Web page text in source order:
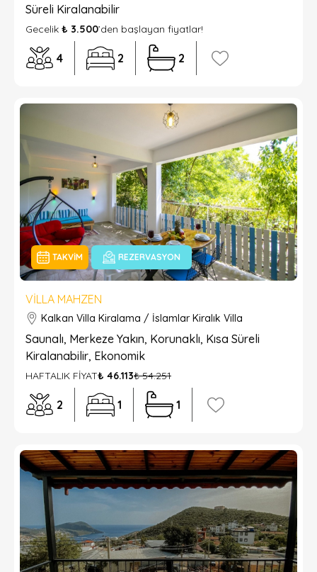
Süreli Kiralanabilir
Gecelik ₺ 3.500’den başlayan fiyatlar!
4 2 2
TAKVIM REZERVASYON
VILLA MAHZEN
Kalkan Villa Kiralama / İslamlar Kiralık Villa
Saunalı, Merkeze Yakın, Korunaklı, Kısa Süreli
Kiralanabilir, Ekonomik
HAFTALIK FİYAT₺ 46.113₺ 54.251
2 1 1